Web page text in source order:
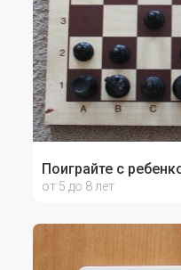
Поиграйте с
от 5 до 8 лет